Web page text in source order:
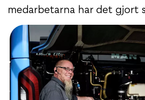
medarbetarna har det gjort